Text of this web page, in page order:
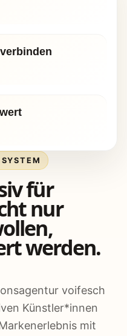
für
nur
werden.
voifesch
Künstler*innen
mit